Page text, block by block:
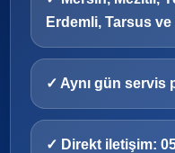
Erdemli, Tarsus
✓ Aynı gün servis
✓ Direkt iletişim: